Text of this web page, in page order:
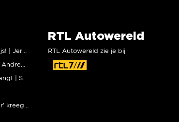
RTL Autowereld
RTL Autowereld zie je bij